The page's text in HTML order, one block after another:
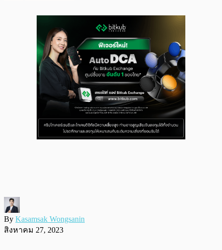
By Kasamsak Wongsanin
สิงหาคม 27, 2023